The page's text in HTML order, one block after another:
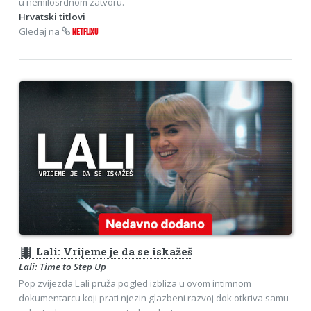
Hrvatski titlovi
Gledaj na
NETFLIXU
theaters Lali: Vrijeme je da se iskažeš
Lali: Time to Step Up
Pop zvijezda Lali pruža pogled izbliza u ovom intimnom
dokumentarcu koji prati njezin glazbeni razvoj dok otkriva samu